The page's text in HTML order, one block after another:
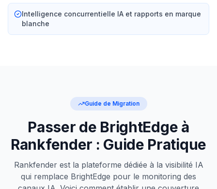
Intelligence concurrentielle IA et rapports en marque
blanche
Guide de Migration
Passer de BrightEdge à
Rankfender : Guide Pratique
Rankfender est la plateforme dédiée à la visibilité IA
qui remplace BrightEdge pour le monitoring des